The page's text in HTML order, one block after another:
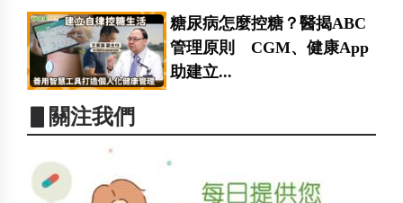
糖尿病怎麼控糖？醫揭ABC
管理原則 CGM、健康App
助建立...
▋關注我們